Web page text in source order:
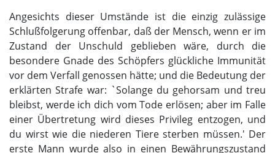
Angesichts dieser Umstände ist die einzig zulässige
Schlußfolgerung offenbar, daß der Mensch, wenn er im
Zustand der Unschuld geblieben wäre, durch die
besondere Gnade des Schöpfers glückliche Immunität
vor dem Verfall genossen hätte; und die Bedeutung der
erklärten Strafe war: `Solange du gehorsam und treu
bleibst, werde ich dich vom Tode erlösen; aber im Falle
einer Übertretung wird dieses Privileg entzogen, und
du wirst wie die niederen Tiere sterben müssen.' Der
erste Mann wurde also in einen Bewährungszustand